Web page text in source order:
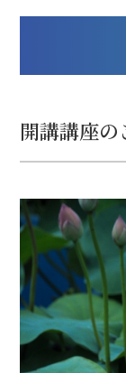
開講講座の